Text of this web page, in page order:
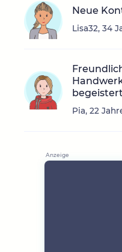
Neue
Lisa32, 34
begeistert
Pia, 22